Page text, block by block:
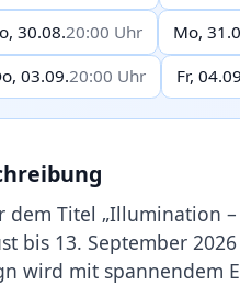
30.08.20:00 Uhr Mo,
03.09.20:00 Uhr Fr,
dem Titel „Illumination
bis 13. September
wird mit spannendem